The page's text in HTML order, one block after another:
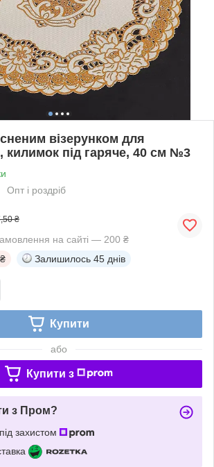
візерунком для
килимок під гаряче, 40 см №3
Опт і роздріб
₴
на сайті — 200 ₴
Залишилось 45 днів
Купити
або
Купити з
з Пром?
захистом